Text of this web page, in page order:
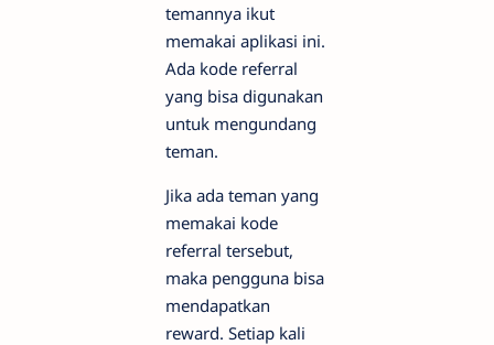
temannya ikut
memakai aplikasi ini.
Ada kode referral
yang bisa digunakan
untuk mengundang
teman.
Jika ada teman yang
memakai kode
referral tersebut,
maka pengguna bisa
mendapatkan
reward. Setiap kali